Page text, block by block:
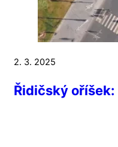
2. 3. 2025
Řidičský